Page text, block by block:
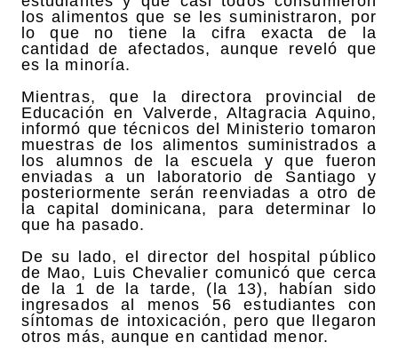
los alimentos que se les suministraron, por
lo que no tiene la cifra exacta de la
cantidad de afectados, aunque reveló que
es la minoría.
Mientras, que la directora provincial de
Educación en Valverde, Altagracia Aquino,
informó que técnicos del Ministerio tomaron
muestras de los alimentos suministrados a
los alumnos de la escuela y que fueron
enviadas a un laboratorio de Santiago y
posteriormente serán reenviadas a otro de
la capital dominicana, para determinar lo
que ha pasado.
De su lado, el director del hospital público
de Mao, Luis Chevalier comunicó que cerca
de la 1 de la tarde, (la 13), habían sido
ingresados al menos 56 estudiantes con
síntomas de intoxicación, pero que llegaron
otros más, aunque en cantidad menor.